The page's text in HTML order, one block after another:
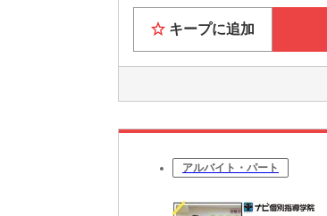
キープに追加
アルバイト・パート